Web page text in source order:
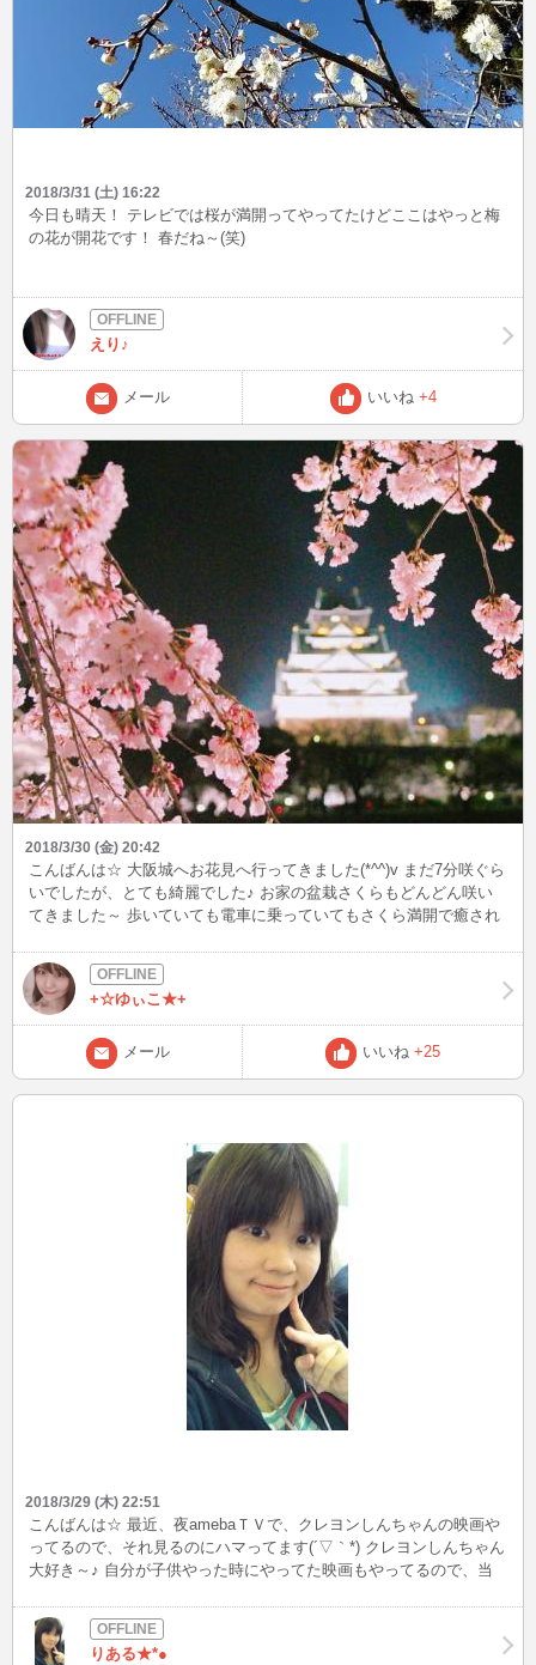
2018/3/31 (土) 16:22
今日も晴天！ テレビでは桜が満開ってやってたけどここはやっと梅
の花が開花です！ 春だね～(笑)
えり♪
メール いいね +4
2018/3/30 (金) 20:42
こんばんは☆ 大阪城へお花見へ行ってきました(*^^)v まだ7分咲ぐら
いでしたが、とても綺麗でした♪ お家の盆栽さくらもどんどん咲い
てきました～ 歩いていても電車に乗っていてもさくら満開で癒され
+☆ゆぃこ★+
メール いいね +25
2018/3/29 (木) 22:51
こんばんは☆ 最近、夜amebaＴＶで、クレヨンしんちゃんの映画や
ってるので、それ見るのにハマってます(´▽｀*) クレヨンしんちゃん
大好き～♪ 自分が子供やった時にやってた映画もやってるので、当
たいに、登場人物が基本共通で、１話完結のマンガはいつ見ても話
についていけるので、今でも好きなのです★
りある★*●